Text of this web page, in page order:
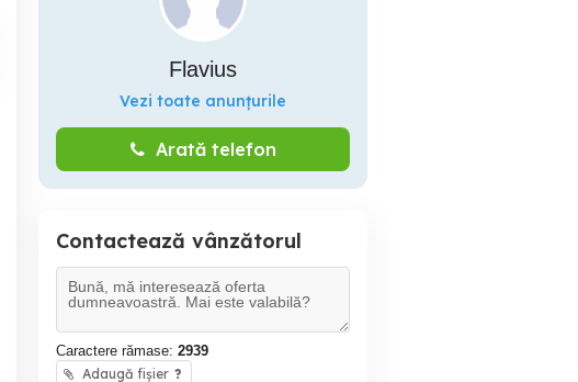
Flavius
Vezi toate anunțurile
Arată telefon
Contactează vânzătorul
Caractere rămase: 2939
Adaugă fișier ?